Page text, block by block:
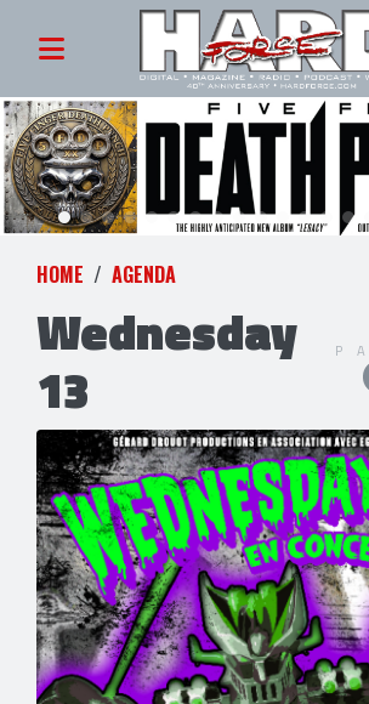
HOME AGENDA
Wednesday
13